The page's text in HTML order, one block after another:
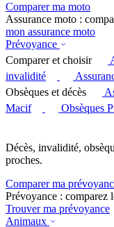
Comparer ma moto
Assurance moto :
mon assurance moto
Prévoyance
Comparer et choisir
invalidité
Obsèques et décès
Macif
Obsèques
Décès, invalidité,
proches.
Comparer ma
Prévoyance : comparez
Trouver ma prévoyance
Animaux